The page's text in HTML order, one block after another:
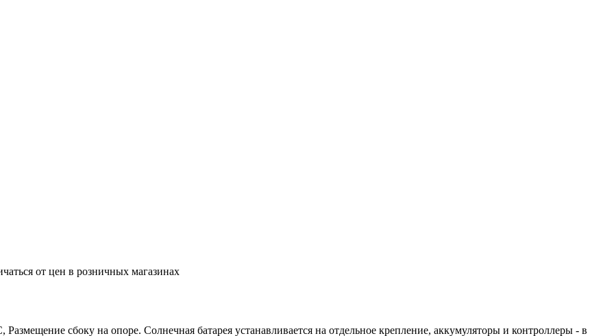
от цен в розничных магазинах
сбоку на опоре. Солнечная батарея устанавливается на отдельное крепление, аккумуляторы и контроллеры - в